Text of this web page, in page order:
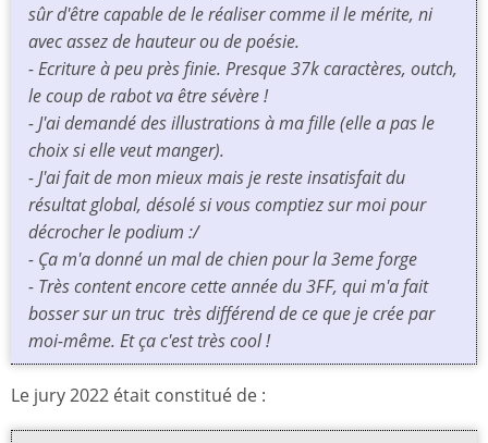
sûr d'être capable de le réaliser comme il le mérite, ni
avec assez de hauteur ou de poésie.
- Ecriture à peu près finie. Presque 37k caractères, outch,
le coup de rabot va être sévère !
- J'ai demandé des illustrations à ma fille (elle a pas le
choix si elle veut manger).
- J'ai fait de mon mieux mais je reste insatisfait du
résultat global, désolé si vous comptiez sur moi pour
décrocher le podium :/
- Ça m'a donné un mal de chien pour la 3eme forge
- Très content encore cette année du 3FF, qui m'a fait
bosser sur un truc très différend de ce que je crée par
moi-même. Et ça c'est très cool !
Le jury 2022 était constitué de :